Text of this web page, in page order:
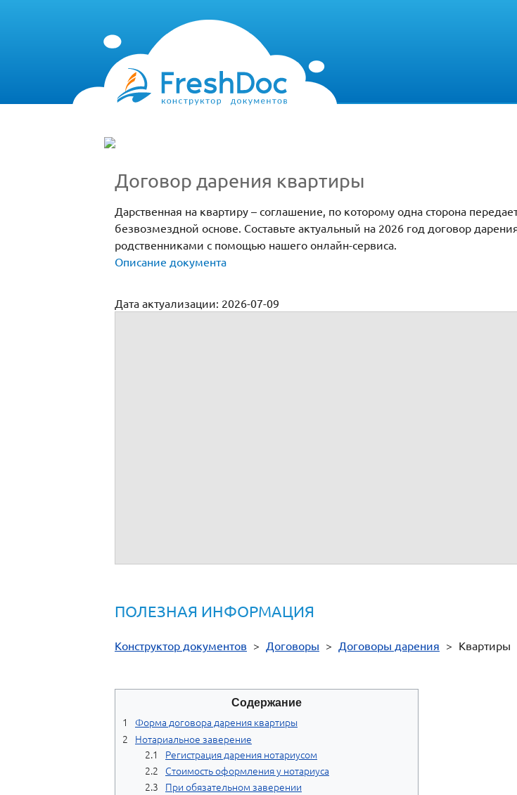
Договор дарения квартиры
Дарственная на квартиру – соглашение, по которому одна сторона
безвозмездной основе. Составьте актуальный на 2026 год договор
родственниками с помощью нашего онлайн-сервиса.
Описание документа
Дата актуализации: 2026-07-09
ПОЛЕЗНАЯ ИНФОРМАЦИЯ
Конструктор документов > Договоры > Договоры дарения > Квартиры
Содержание
Форма договора дарения квартиры
Нотариальное заверение
Регистрация дарения нотариусом
Стоимость оформления у нотариуса
При обязательном заверении